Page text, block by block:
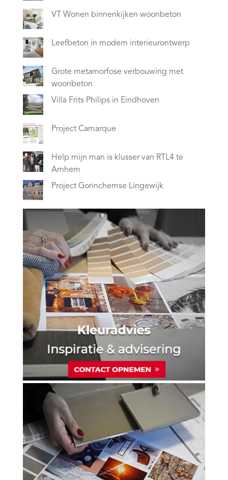
VT Wonen binnenkijken woonbeton
Leefbeton in modern interieurontwerp
Grote metamorfose verbouwing met
woonbeton
Villa Frits Philips in Eindhoven
Project Camarque
Help mijn man is klusser van RTL4 te
Arnhem
Project Gorinchemse Lingewijk